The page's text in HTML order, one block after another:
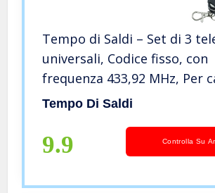
Tempo di Saldi – Set di 3
universali, Codice fisso, con
frequenza 433,92 MHz, Per
automatico
Tempo Di Saldi
9.9 Controlla Su